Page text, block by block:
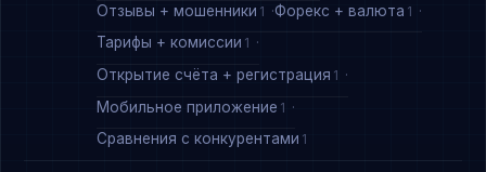
Отзывы + мошенники 1 Форекс + валюта 1
Тарифы + комиссии 1
Открытие счёта + регистрация 1
Мобильное приложение 1
Сравнения с конкурентами 1